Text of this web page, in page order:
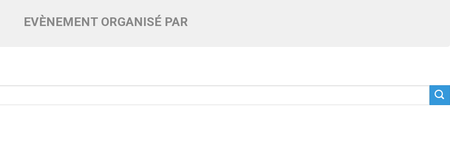
EVÈNEMENT ORGANISÉ PAR